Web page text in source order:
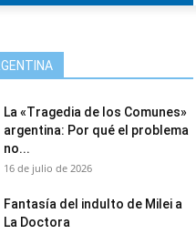
La «Tragedia de los Comunes»
argentina: Por qué el problema
no...
16 de julio de 2026
Fantasía del indulto de Milei a
La Doctora